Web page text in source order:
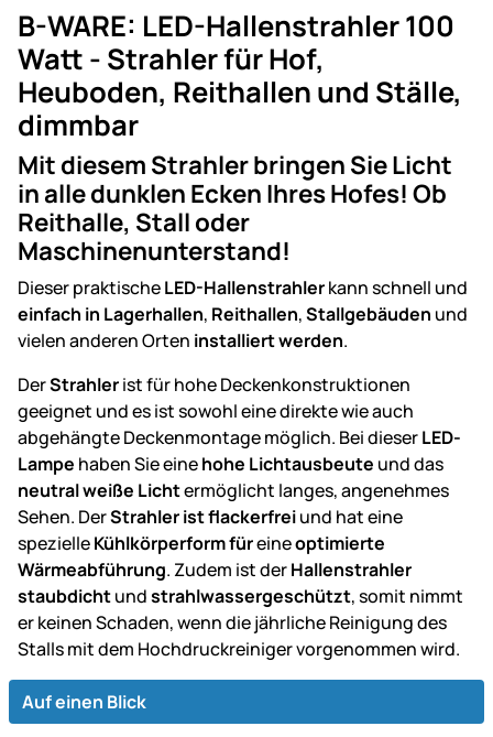
B-WARE: LED-Hallenstrahler 100
Watt - Strahler für Hof,
Heuboden, Reithallen und Ställe,
dimmbar
Mit diesem Strahler bringen Sie Licht
in alle dunklen Ecken Ihres Hofes! Ob
Reithalle, Stall oder
Maschinenunterstand!
Dieser praktischeLED-Hallenstrahlerkann schnell und
einfach in Lagerhallen, Reithallen,Stallgebäuden und
vielen anderen Orten installiert werden.
DerStrahlerist für hohe Deckenkonstruktionen
geeignet und es ist sowohl eine direkte wie auch
abgehängte Deckenmontage möglich. Bei dieserLED-
Lampe haben Sie einehohe Lichtausbeute und das
neutral weiße Lichtermöglicht langes, angenehmes
Sehen. DerStrahler ist flackerfreiund hat eine
spezielleKühlkörperform füreineoptimierte
Wärmeabführung. Zudem ist derHallenstrahler
staubdichtundstrahlwassergeschützt, somit nimmt
er keinen Schaden, wenn die jährliche Reinigung des
Stalls mit dem Hochdruckreiniger vorgenommen wird.
Auf einen Blick